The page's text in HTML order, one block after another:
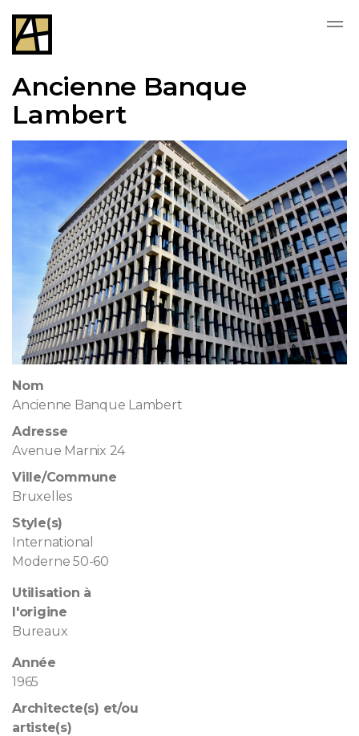
Ancienne Banque
Lambert
Nom
Ancienne Banque Lambert
Adresse
Avenue Marnix 24
Ville/Commune
Bruxelles
Style(s)
International
Moderne 50-60
Utilisation à
l'origine
Bureaux
Année
1965
Architecte(s) et/ou
artiste(s)